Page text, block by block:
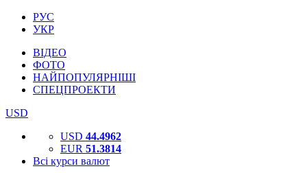
РУС
УКР
ВІДЕО
ФОТО
НАЙПОПУЛЯРНІШІ
СПЕЦПРОЕКТИ
USD
USD 44.4962
EUR 51.3814
Всі курси валют